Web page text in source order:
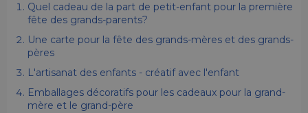
Quel cadeau de la part de petit-enfant pour la première
fête des grands-parents?
Une carte pour la fête des grands-mères et des grands-
pères
L'artisanat des enfants - créatif avec l'enfant
Emballages décoratifs pour les cadeaux pour la grand-
mère et le grand-père